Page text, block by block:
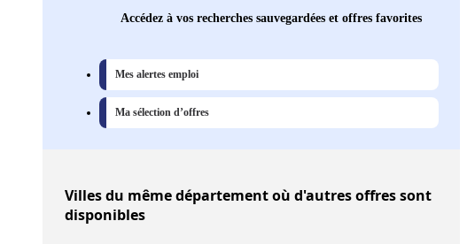
Accédez à vos recherches sauvegardées et offres favorites
Mes alertes emploi
Ma sélection d’offres
Villesdu même département où d'autres offres sont
disponibles